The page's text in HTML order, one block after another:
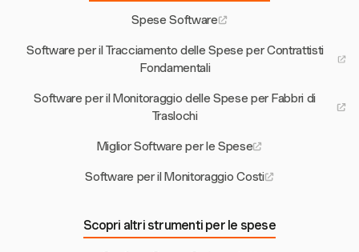
Spese Software
Software per il Tracciamento delle Spese per Contrattisti
Fondamentali
Software per il Monitoraggio delle Spese per Fabbri di
Traslochi
Miglior Software per le Spese
Software per il Monitoraggio Costi
Scopri altri strumenti per le spese